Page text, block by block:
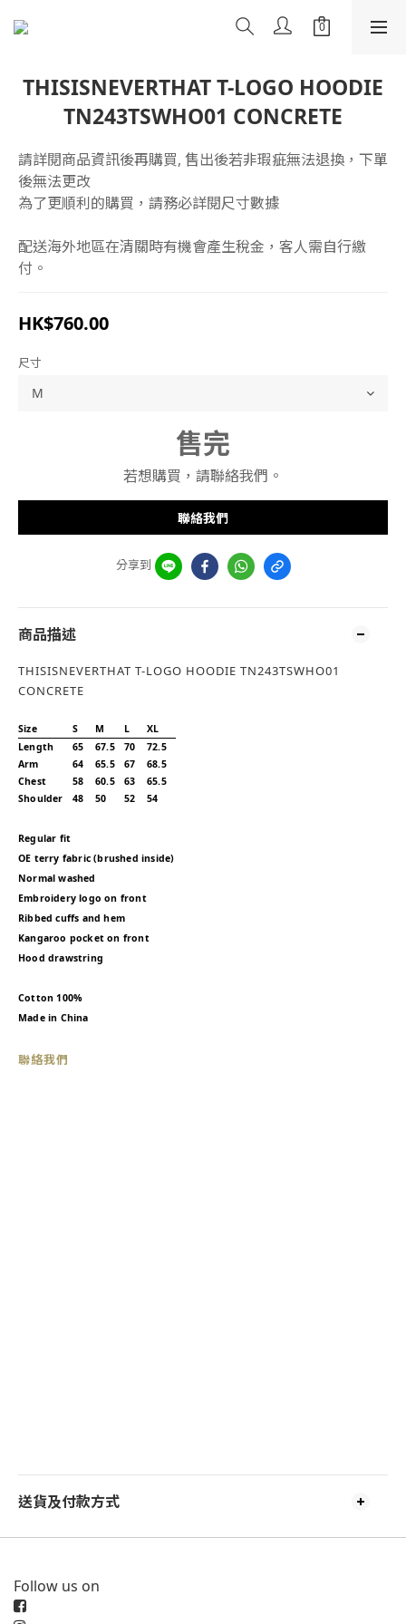
THISISNEVERTHAT T-LOGO HOODIE
TN243TSWHO01 CONCRETE
請詳閱商品資訊後再購買, 售出後若非瑕疵無法退換，下單
後無法更改
為了更順利的購買，請務必詳閱尺寸數據
配送海外地區在清關時有機會產生稅金，客人需自行繳
付。
HK$760.00
尺寸
售完
若想購買，請聯絡我們。
聯絡我們
分享到
商品描述
THISISNEVERTHAT T-LOGO HOODIE TN243TSWHO01
CONCRETE
Size S M L
XL
Length
65 67.5 70
72.5
Arm
64 65.5 67
68.5
Chest
58 60.5 63
65.5
Shoulder
48 50 52 54
Regular fit
OE terry fabric (brushed inside)
Normal washed
Embroidery logo on front
Ribbed cuffs and hem
Kangaroo pocket on front
Hood drawstring
Cotton 100%
Made in China
聯絡我們
送貨及付款方式
Follow us on